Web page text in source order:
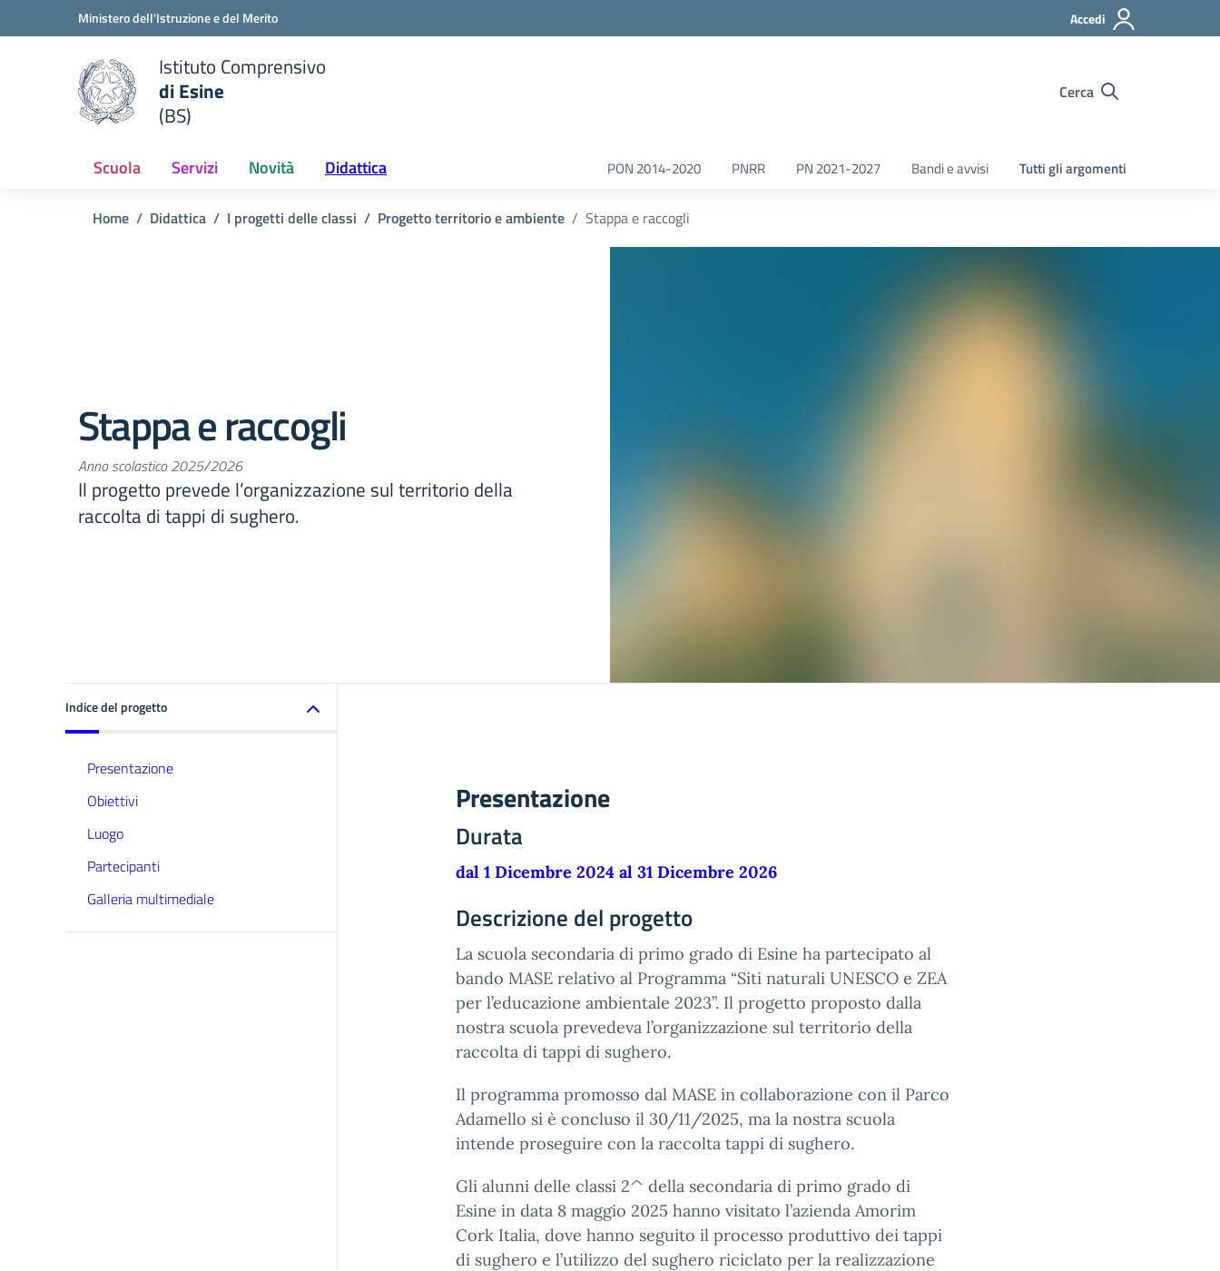
Vai ai contenuti
Vai al menu di navigazioneMinistero dell'Istruzione e del Merito Accedi
scuola
Istituto Comprensivo
di Esine
(BS)
Cerca
Scuola Servizi Novità Didattica PON 2014-2020 PNRR PN 2021-2027 Bandi e avvisi Tutti gli argomenti
Home Didattica I progetti delle classi Progetto territorio e ambiente Stappa e raccogli
Stappa e raccogli
Anno scolastico 2025/2026
Il progetto prevede l’organizzazione sul territorio della
raccolta di tappi di sughero.
Indice del progetto
Presentazione
Obiettivi
Luogo
Partecipanti
Galleria multimediale
Presentazione
Durata
dal 1 Dicembre 2024 al 31 Dicembre 2026
Descrizione del progetto
La scuola secondaria di primo grado di Esine ha partecipato al
bando MASE relativo al Programma “Siti naturali UNESCO e ZEA
per l’educazione ambientale 2023”. Il progetto proposto dalla
nostra scuola prevedeva l’organizzazione sul territorio della
raccolta di tappi di sughero.
Il programma promosso dal MASE in collaborazione con il Parco
Adamello si è concluso il 30/11/2025, ma la nostra scuola
intende proseguire con la raccolta tappi di sughero.
Gli alunni delle classi 2^ della secondaria di primo grado di
Esine in data 8 maggio 2025 hanno visitato l’azienda Amorim
Cork Italia, dove hanno seguito il processo produttivo dei tappi
di sughero e l’utilizzo del sughero riciclato per la realizzazione